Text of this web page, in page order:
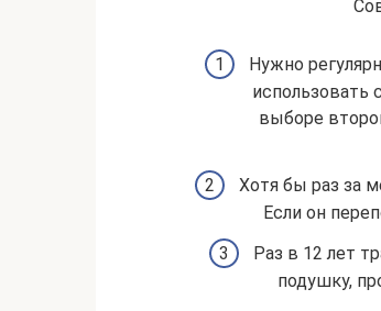
Нужно
использовать
выборе
Хотя бы раз за
Если он
Раз в 12 лет
подушку,